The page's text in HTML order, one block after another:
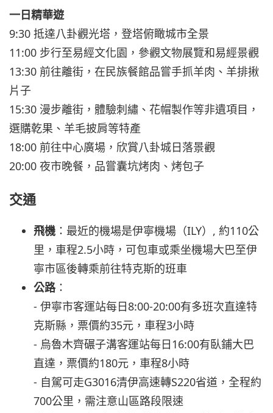
一日精華遊
9:30 抵達八卦觀光塔，登塔俯瞰城市全景
11:00 步行至易經文化園，參觀文物展覽和易經景觀
13:30 前往離街，在民族餐館品嘗手抓羊肉、羊排揪
片子
15:30 漫步離街，體驗刺繡、花帽製作等非遺項目，
選購乾果、羊毛披肩等特產
18:00 前往中心廣場，欣賞八卦城日落景觀
20:00 夜市晚餐，品嘗囊坑烤肉、烤包子
交通
飛機 ：最近的機場是伊寧機場（ILY）, 約110公
里，車程2.5小時，可包車或乘坐機場大巴至伊
寧市區後轉乘前往特克斯的班車
公路：
- 伊寧市客運站每日8:00-20:00有多班次直達特
克斯縣，票價約35元，車程3小時
- 烏魯木齊碾子溝客運站每日16:00有臥鋪大巴
直達，票價約180元，車程8小時
- 自駕可走G3016清伊高速轉S220省道，全程約
700公里，需注意山區路段限速